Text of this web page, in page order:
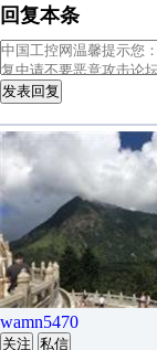
回复本条
发表回复
wamn5470
关注 私信